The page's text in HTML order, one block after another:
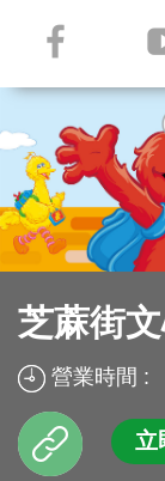
芝蔴街
營業時間 :
立